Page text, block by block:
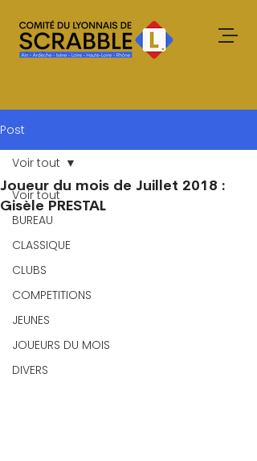
Post
Voir tout
BUREAU
CLASSIQUE
CLUBS
COMPETITIONS
JEUNES
JOUEURS DU MOIS
DIVERS
Voir tout
Joueur du mois de Juillet 2018 :
Gisèle PRESTAL